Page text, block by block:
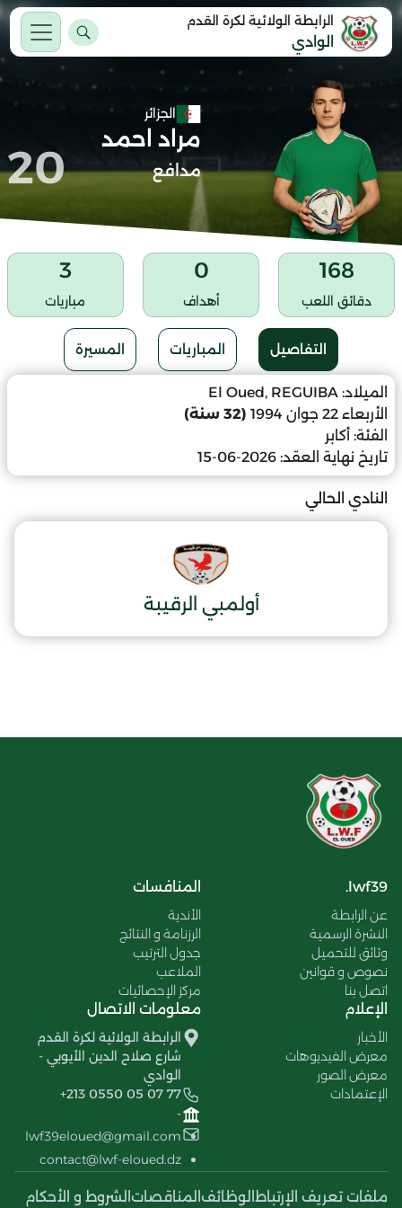
الرابطة الولائية لكرة القدم
الوادي
الجزائر
مراد احمد
مدافع 20
168
دقائق اللعب
0
أهداف
3
مباريات
التفاصيل المباريات المسيرة
الميلاد: El Oued, REGUIBA
الأربعاء 22 جوان 1994
(32 سنة)
الفئة: أكابر
تاريخ نهاية العقد: 2026-06-15
النادي الحالي
أولمبي الرقيبة
lwf39.
عن الرابطة
النشرة الرسمية
وثائق للتحميل
نصوص و قوانين
اتصل بنا
المنافسات
الأندية
الرزنامة و النتائج
جدول الترتيب
الملاعب
مركز الإحصائيات
الإعلام
الأخبار
معرض الفيديوهات
معرض الصور
الإعتمادات
معلومات الاتصال
الرابطة الولائية لكرة القدم
شارع صلاح الدين الأيوبي -
الوادي
+213 0550 05 07 77
-
lwf39eloued@gmail.com
contact@lwf-eloued.dz
ملفات تعريف الإرتباط الوظائف المناقصات الشروط و الأحكام